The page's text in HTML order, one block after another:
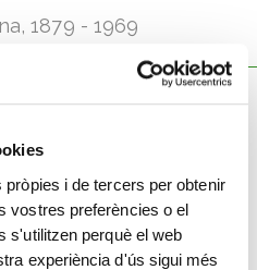
i de tercers per obtenir
vostres preferències o el
s'utilitzen perquè el web
experiència d'ús sigui més
1879 - 1969